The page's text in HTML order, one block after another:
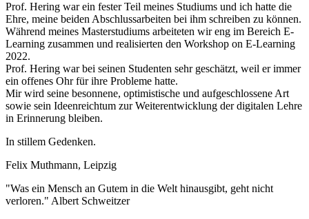
Prof. Hering war ein fester Teil meines Studiums und ich hatte die
Ehre, meine beiden Abschlussarbeiten bei ihm schreiben zu können.
Während meines Masterstudiums arbeiteten wir eng im Bereich E-
Learning zusammen und realisierten den Workshop on E-Learning
2022.
Prof. Hering war bei seinen Studenten sehr geschätzt, weil er immer
ein offenes Ohr für ihre Probleme hatte.
Mir wird seine besonnene, optimistische und aufgeschlossene Art
sowie sein Ideenreichtum zur Weiterentwicklung der digitalen Lehre
in Erinnerung bleiben.
In stillem Gedenken.
Felix Muthmann, Leipzig
"Was ein Mensch an Gutem in die Welt hinausgibt, geht nicht
verloren." Albert Schweitzer